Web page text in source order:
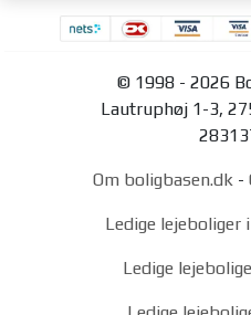
© 1998 - 2026
Lautruphøj 1-3,
Om boligbasen.dk -
Ledige lejeboliger
Ledige